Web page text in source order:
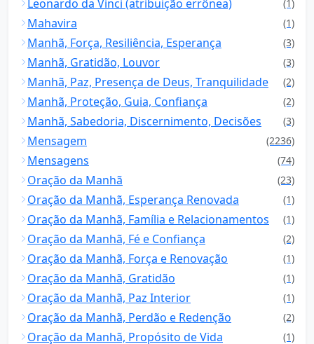
Leonardo da Vinci (atribuição errônea) (1)
Mahavira (1)
Manhã, Força, Resiliência, Esperança (3)
Manhã, Gratidão, Louvor (3)
Manhã, Paz, Presença de Deus, Tranquilidade (2)
Manhã, Proteção, Guia, Confiança (2)
Manhã, Sabedoria, Discernimento, Decisões (3)
Mensagem (2236)
Mensagens (74)
Oração da Manhã (23)
Oração da Manhã, Esperança Renovada (1)
Oração da Manhã, Família e Relacionamentos (1)
Oração da Manhã, Fé e Confiança (2)
Oração da Manhã, Força e Renovação (1)
Oração da Manhã, Gratidão (1)
Oração da Manhã, Paz Interior (1)
Oração da Manhã, Perdão e Redenção (2)
Oração da Manhã, Propósito de Vida (1)